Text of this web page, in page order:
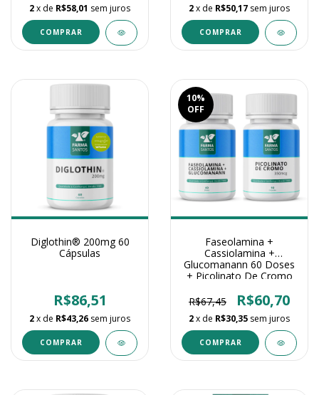
2x de R$58,01 sem juros 2x de R$50,17 sem juros
Diglothin® 200mg 60
Cápsulas
R$86,51
2x de R$43,26 sem juros
10%
OFF
Faseolamina +
Cassiolamina +
Glucomanann 60 Doses
+ Picolinato De Cromo
R$67,45
R$60,70
2x de R$30,35 sem juros